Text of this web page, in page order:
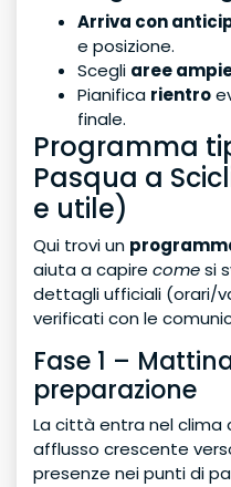
Arriva con
e posizione.
Scegli aree
Pianifica rientro
finale.
Programma
Pasqua a
e utile)
Qui trovi un
aiuta a capire comesi
dettagli ufficiali (orari/
verificati con le
Fase 1 –
preparazione
La città entra nel clima
afflusso crescente
presenze nei punti di